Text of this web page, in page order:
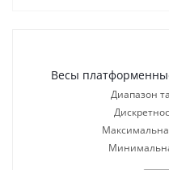
Весы
Диапазон